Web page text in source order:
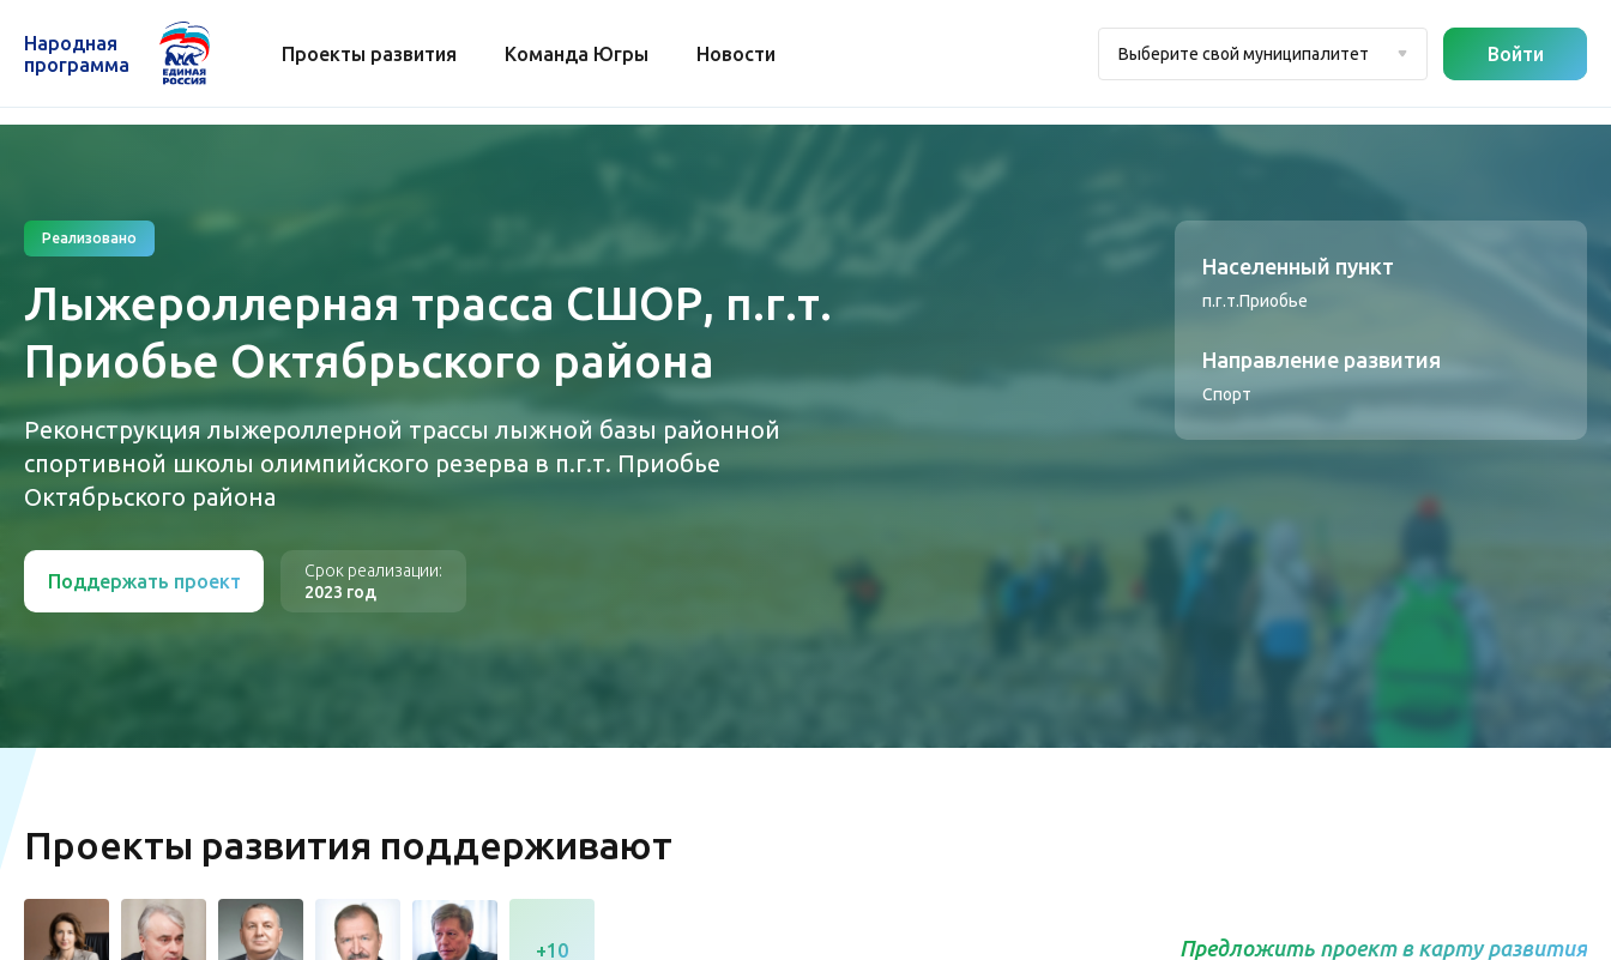
Народная
программа
Проекты развития Команда Югры Новости Выберите свой муниципалитет Войти
Реализовано
Лыжероллерная трасса СШОР, п.г.т.
Приобье Октябрьского района
Реконструкция лыжероллерной трассы лыжной базы районной
спортивной школы олимпийского резерва в п.г.т. Приобье
Октябрьского района
Поддержать проект
Срок реализации:
2023 год
Населенный пункт
п.г.т.Приобье
Направление развития
Спорт
Проекты развития поддерживают
+10 Предложить проект в карту развития